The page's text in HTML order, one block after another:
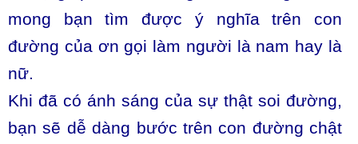
mong bạn tìm được ý nghĩa trên con
đường của ơn gọi làm người là nam hay là
nữ.
Khi đã có ánh sáng của sự thật soi đường,
bạn sẽ dễ dàng bước trên con đường chật